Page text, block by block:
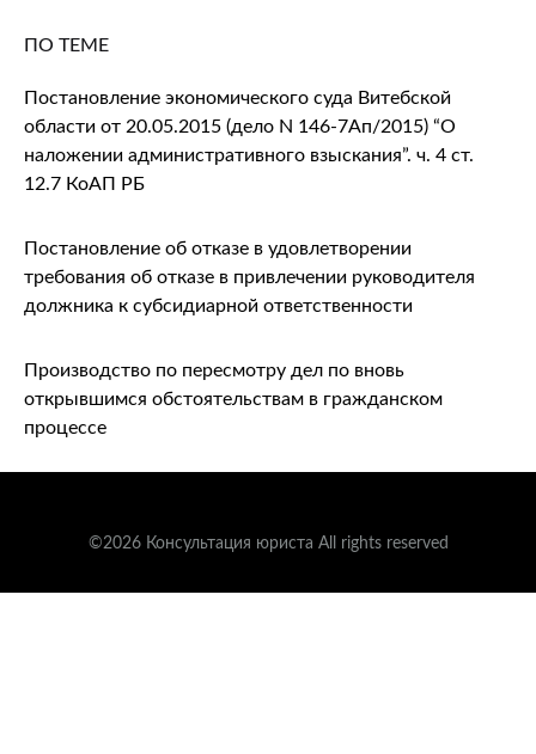
ПО ТЕМЕ
Постановление экономического суда Витебской
области от 20.05.2015 (дело N 146-7Ап/2015) “О
наложении административного взыскания”. ч. 4 ст.
12.7 КоАП РБ
Постановление об отказе в удовлетворении
требования об отказе в привлечении руководителя
должника к субсидиарной ответственности
Производство по пересмотру дел по вновь
открывшимся обстоятельствам в гражданском
процессе
©2026 Консультация юриста All rights reserved